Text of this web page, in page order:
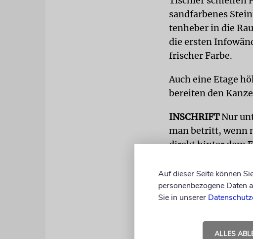
sandfarbenes
tenheber in die
die ersten
frischer Farbe.
Auch eine Etage
bereiten den
INSCHRIFTNur
man betritt, wenn
direkt hinter dem
möge einziehen
und aufwendig
biblischen Satz
Auf dieser Seite können
personenbezogene Daten
Sie in unserer
ALLES